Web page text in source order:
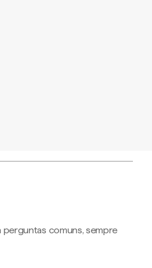
perguntas comuns, sempre